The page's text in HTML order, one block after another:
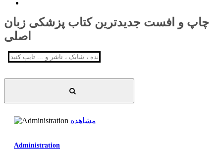
چاپ و افست جدیدترین کتاب پزشکی زبان
اصلی
مشاهده
Administration